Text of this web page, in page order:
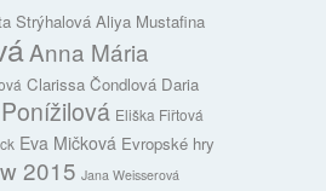
Strýhalová Aliya Mustafina
Anna Mária
Clarissa Čondlová Daria
Eliška Fiřtová
Eva Mičková Evropské hry
2015 Jana Weisserová